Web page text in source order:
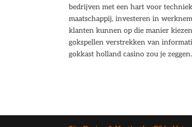
bedrijven met een hart voor
maatschappij, investeren in
klanten kunnen op die manier
gokspellen verstrekken van
gokkast holland casino zou je